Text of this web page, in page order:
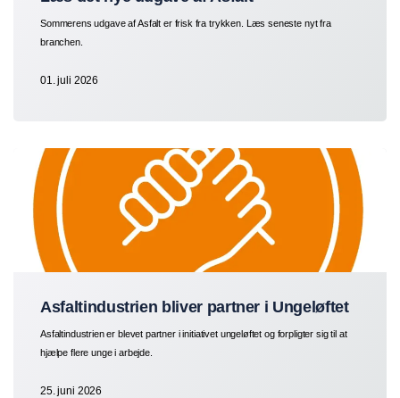
Sommerens udgave af Asfalt er frisk fra trykken. Læs seneste nyt fra
branchen.
01. juli 2026
Asfaltindustrien bliver partner i Ungeløftet
Asfaltindustrien er blevet partner i initiativet ungeløftet og forpligter sig til at
hjælpe flere unge i arbejde.
25. juni 2026